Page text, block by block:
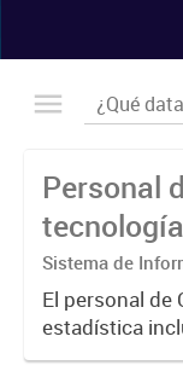
Personal
tecnología
Sistema de
Tecnología
El personal de
estadística
personas